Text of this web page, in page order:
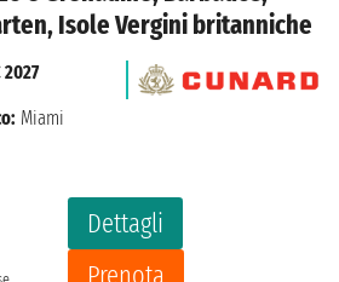
Isole Vergini britanniche
Dettagli
Prenota
2027
Miami